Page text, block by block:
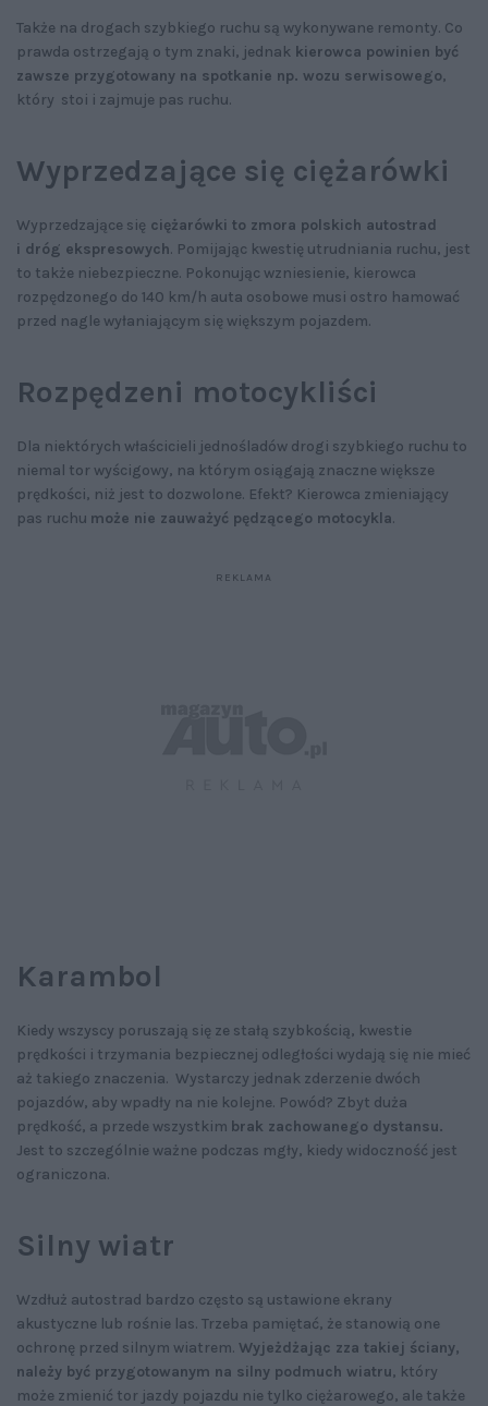
Także na drogach szybkiego ruchu są wykonywane remonty. Co
prawda ostrzegają o tym znaki, jednak kierowca powinien być
zawsze przygotowany na spotkanie np. wozu serwisowego,
który stoi i zajmuje pas ruchu.
Wyprzedzające się ciężarówki
Wyprzedzające się ciężarówki to zmora polskich autostrad
i dróg ekspresowych. Pomijając kwestię utrudniania ruchu, jest
to także niebezpieczne. Pokonując wzniesienie, kierowca
rozpędzonego do 140 km/h auta osobowe musi ostro hamować
przed nagle wyłaniającym się większym pojazdem.
Rozpędzeni motocykliści
Dla niektórych właścicieli jednośladów drogi szybkiego ruchu to
niemal tor wyścigowy, na którym osiągają znaczne większe
prędkości, niż jest to dozwolone. Efekt? Kierowca zmieniający
pas ruchu może nie zauważyć pędzącego motocykla.
Karambol
Kiedy wszyscy poruszają się ze stałą szybkością, kwestie
prędkości i trzymania bezpiecznej odległości wydają się nie mieć
aż takiego znaczenia. Wystarczy jednak zderzenie dwóch
pojazdów, aby wpadły na nie kolejne. Powód? Zbyt duża
prędkość, a przede wszystkim brak zachowanego dystansu.
Jest to szczególnie ważne podczas mgły, kiedy widoczność jest
ograniczona.
Silny wiatr
Wzdłuż autostrad bardzo często są ustawione ekrany
akustyczne lub rośnie las. Trzeba pamiętać, że stanowią one
ochronę przed silnym wiatrem. Wyjeżdżając zza takiej ściany,
należy być przygotowanym na silny podmuch wiatru, który
może zmienić tor jazdy pojazdu nie tylko ciężarowego, ale także